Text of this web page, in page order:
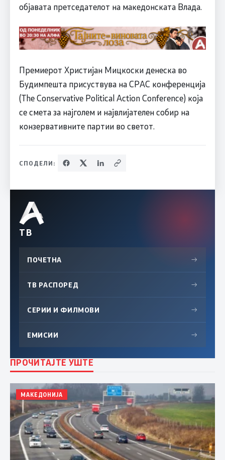
објавата претседателот на македонската Влада.
Премиерот Христијан Мицкоски денеска во
Будимпешта присуствува на СРАС конференција
(The Conservative Political Action Conference) која
се смета за најголем и највлијателен собир на
конзервативните партии во светот.
СПОДЕЛИ:
ТВ
ПОЧЕТНА →
ТВ РАСПОРЕД →
СЕРИИ И ФИЛМОВИ →
ЕМИСИИ →
ПРОЧИТАЈТЕ УШТЕ
МАКЕДОНИЈА